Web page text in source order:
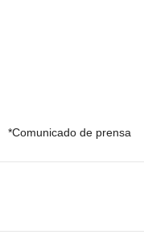
*Comunicado de prensa